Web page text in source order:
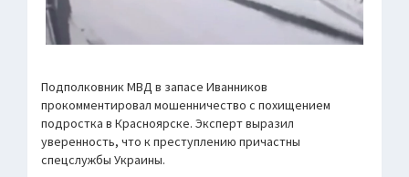
Подполковник МВД в запасе Иванников
прокомментировал мошенничество с похищением
подростка в Красноярске. Эксперт выразил
уверенность, что к преступлению причастны
спецслужбы Украины.